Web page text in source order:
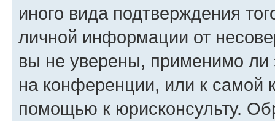
иного вида подтверждения
личной информации от
вы не уверены, применимо ли
на конференции, или к самой
помощью к юрисконсульту.